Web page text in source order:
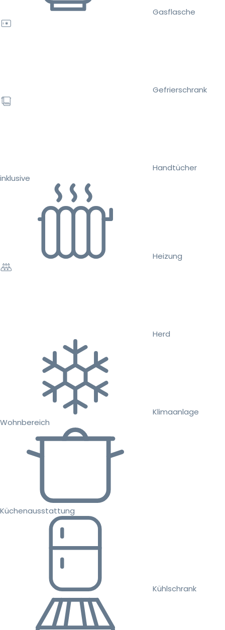
Gasflasche
Gefrierschrank
Handtücher
inklusive
Heizung
Herd
Klimaanlage
Wohnbereich
Küchenausstattung
Kühlschrank